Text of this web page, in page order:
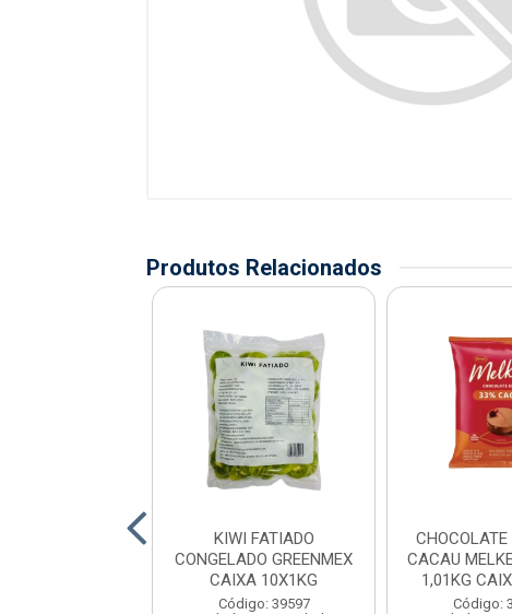
Produtos Relacionados
KIWI FATIADO
CONGELADO GREENMEX
CAIXA 10X1KG
Código: 39597
CACAU
1,01KG
Código: